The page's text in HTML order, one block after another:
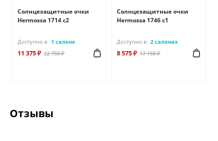
Солнцезащитные очки
Hermossa 1714 с2
Доступно в 1 салоне
11 375 ₽ 22 750 ₽
Солнцезащитные очки
Hermossa 1746 с1
Доступно в 2 салонах
8 575 ₽ 17 150 ₽
Отзывы